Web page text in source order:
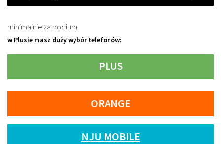
minimalnie za podium:
w Plusie masz duży wybór telefonów:
PLUS
ORANGE
NJU MOBILE